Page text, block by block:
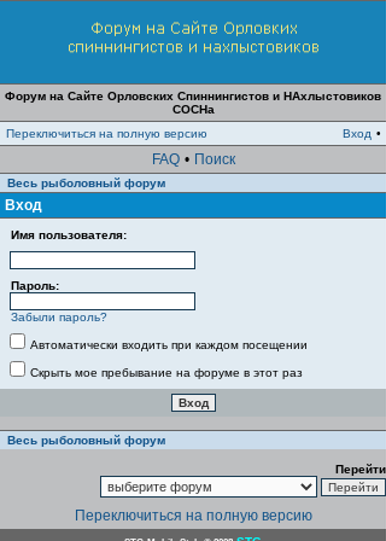
Форум на Сайте Орловских Спиннингистов и НАхлыстовиков
СОСНа
Переключиться на полную версию
Вход •
FAQ • Поиск
Весь рыболовный форум
Вход
Имя пользователя:
Пароль:
Забыли пароль?
Автоматически входить при каждом посещении
Скрыть мое пребывание на форуме в этот раз
Весь рыболовный форум
Перейти
Переключиться на полную версию